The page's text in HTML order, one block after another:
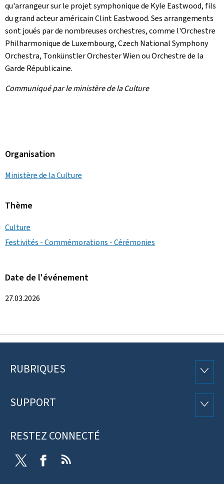
qu'arrangeur sur le projet symphonique de Kyle Eastwood, fils
du grand acteur américain Clint Eastwood. Ses arrangements
sont joués par de nombreuses orchestres, comme l'Orchestre
Philharmonique de Luxembourg,Czech National Symphony
Orchestra, Tonkünstler Orchester Wienou Orchestre de la
Garde Républicaine.
Communiqué par le ministère de la Culture
Organisation
Ministère de la Culture
Thème
Culture
Festivités - Commémorations - Cérémonies
Date de l'événement
27.03.2026
Pied
page
RUBRIQUES
SUPPORT
RESTEZ CONNECTÉ
Twitter Facebook